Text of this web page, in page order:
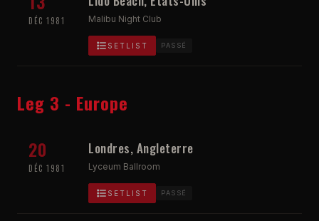
DÉC 1981 Malibu Night Club
SETLIST PASSÉ
Leg 3 - Europe
20
DÉC 1981
Londres, Angleterre
Lyceum Ballroom
SETLIST PASSÉ